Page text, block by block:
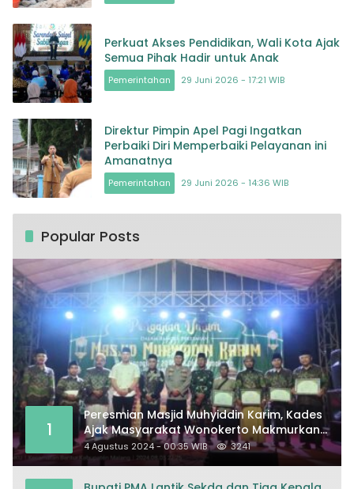
Perkuat Akses Pendidikan, Wali Kota Ajak
Semua Pihak Hadir untuk Anak
Pemerintahan 29 Juni 2026 - 17:21 WIB
Direktur Pimpin Apel Pagi Ingatkan
Perbaiki Diri Memperbaiki Pelayanan ini
Amanatnya
Pemerintahan 29 Juni 2026 - 14:36 WIB
Popular Posts
1
Peresmian Masjid Muhyiddin Karim, Kades
Ajak Masyarakat Wonokerto Makmurkan
Masjid
4 Agustus 2024 - 00:35 WIB 3241